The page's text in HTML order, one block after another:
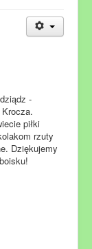
-
piłki
rzuty
Dziękujemy